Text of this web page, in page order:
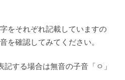
をそれぞれ記載していますの
を確認してみてください。
する場合は無音の子音「ㅇ」